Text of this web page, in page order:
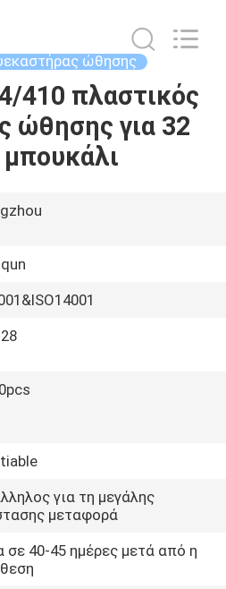
ώθησης
410 πλαστικός
ώθησης για 32
μπουκάλι
για τη μεγάλης
μεταφορά
σε 40-45 ημέρες μετά από η